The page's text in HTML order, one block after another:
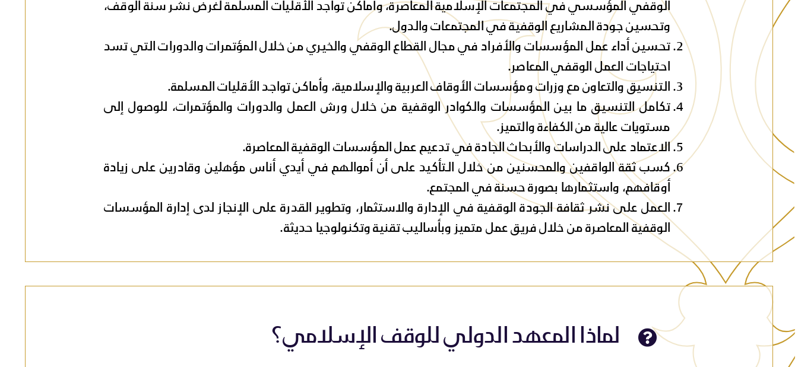
الوقفي المؤسسي في المجتمعات الإسلامية المعاصرة، وأماكن تواجد الأقليات المسلمة لغرض نشر سنة الوقف،
وتحسين جودة المشاريع الوقفية في المجتمعات والدول.
تحسين أداء عمل المؤسسات والأفراد في مجال القطاع الوقفي والخيري من خلال المؤتمرات والدورات التي تسد
احتياجات العمل الوقفي المعاصر.
التنسيق والتعاون مع وزرات ومؤسسات الأوقاف العربية والإسلامية، وأماكن تواجد الأقليات المسلمة.
تكامل التنسيق ما بين المؤسسات والكوادر الوقفية من خلال ورش العمل والدورات والمؤتمرات، للوصول إلى
مستويات عالية من الكفاءة والتميز.
الاعتماد على الدراسات والأبحاث الجادة في تدعيم عمل المؤسسات الوقفية المعاصرة.
كسب ثقة الواقفين والمحسنين من خلال الـتأكيد على أن أموالهم في أيدي أناس مؤهلين وقادرين على زيادة
أوقافهم، واستثمارها بصورة حسنة في المجتمع.
العمل على نشر ثقافة الجودة الوقفية في الإدارة والاستثمار، وتطوير القدرة على الإنجاز لدى إدارة المؤسسات
الوقفية المعاصرة من خلال فريق عمل متميز وبأساليب تقنية وتكنولوجيا حديثة.
لماذا المعهد الدولي للوقف الإسلامي؟